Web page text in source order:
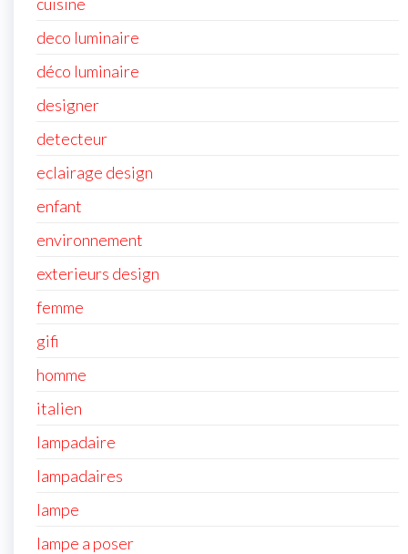
deco luminaire
déco luminaire
designer
detecteur
eclairage design
enfant
environnement
exterieurs design
femme
gifi
homme
italien
lampadaire
lampadaires
lampe
lampe a poser